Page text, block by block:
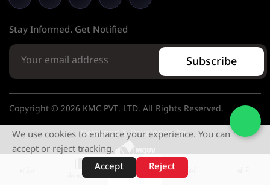
वेब स्टोरीज़
Stay Informed. Get Notified
Subscribe
Copyright © 2026 KMC PVT. LTD. All Rights Reserved.
Designed & Developed by
We use cookies to enhance your experience. You can
accept or reject tracking.
Accept
Reject